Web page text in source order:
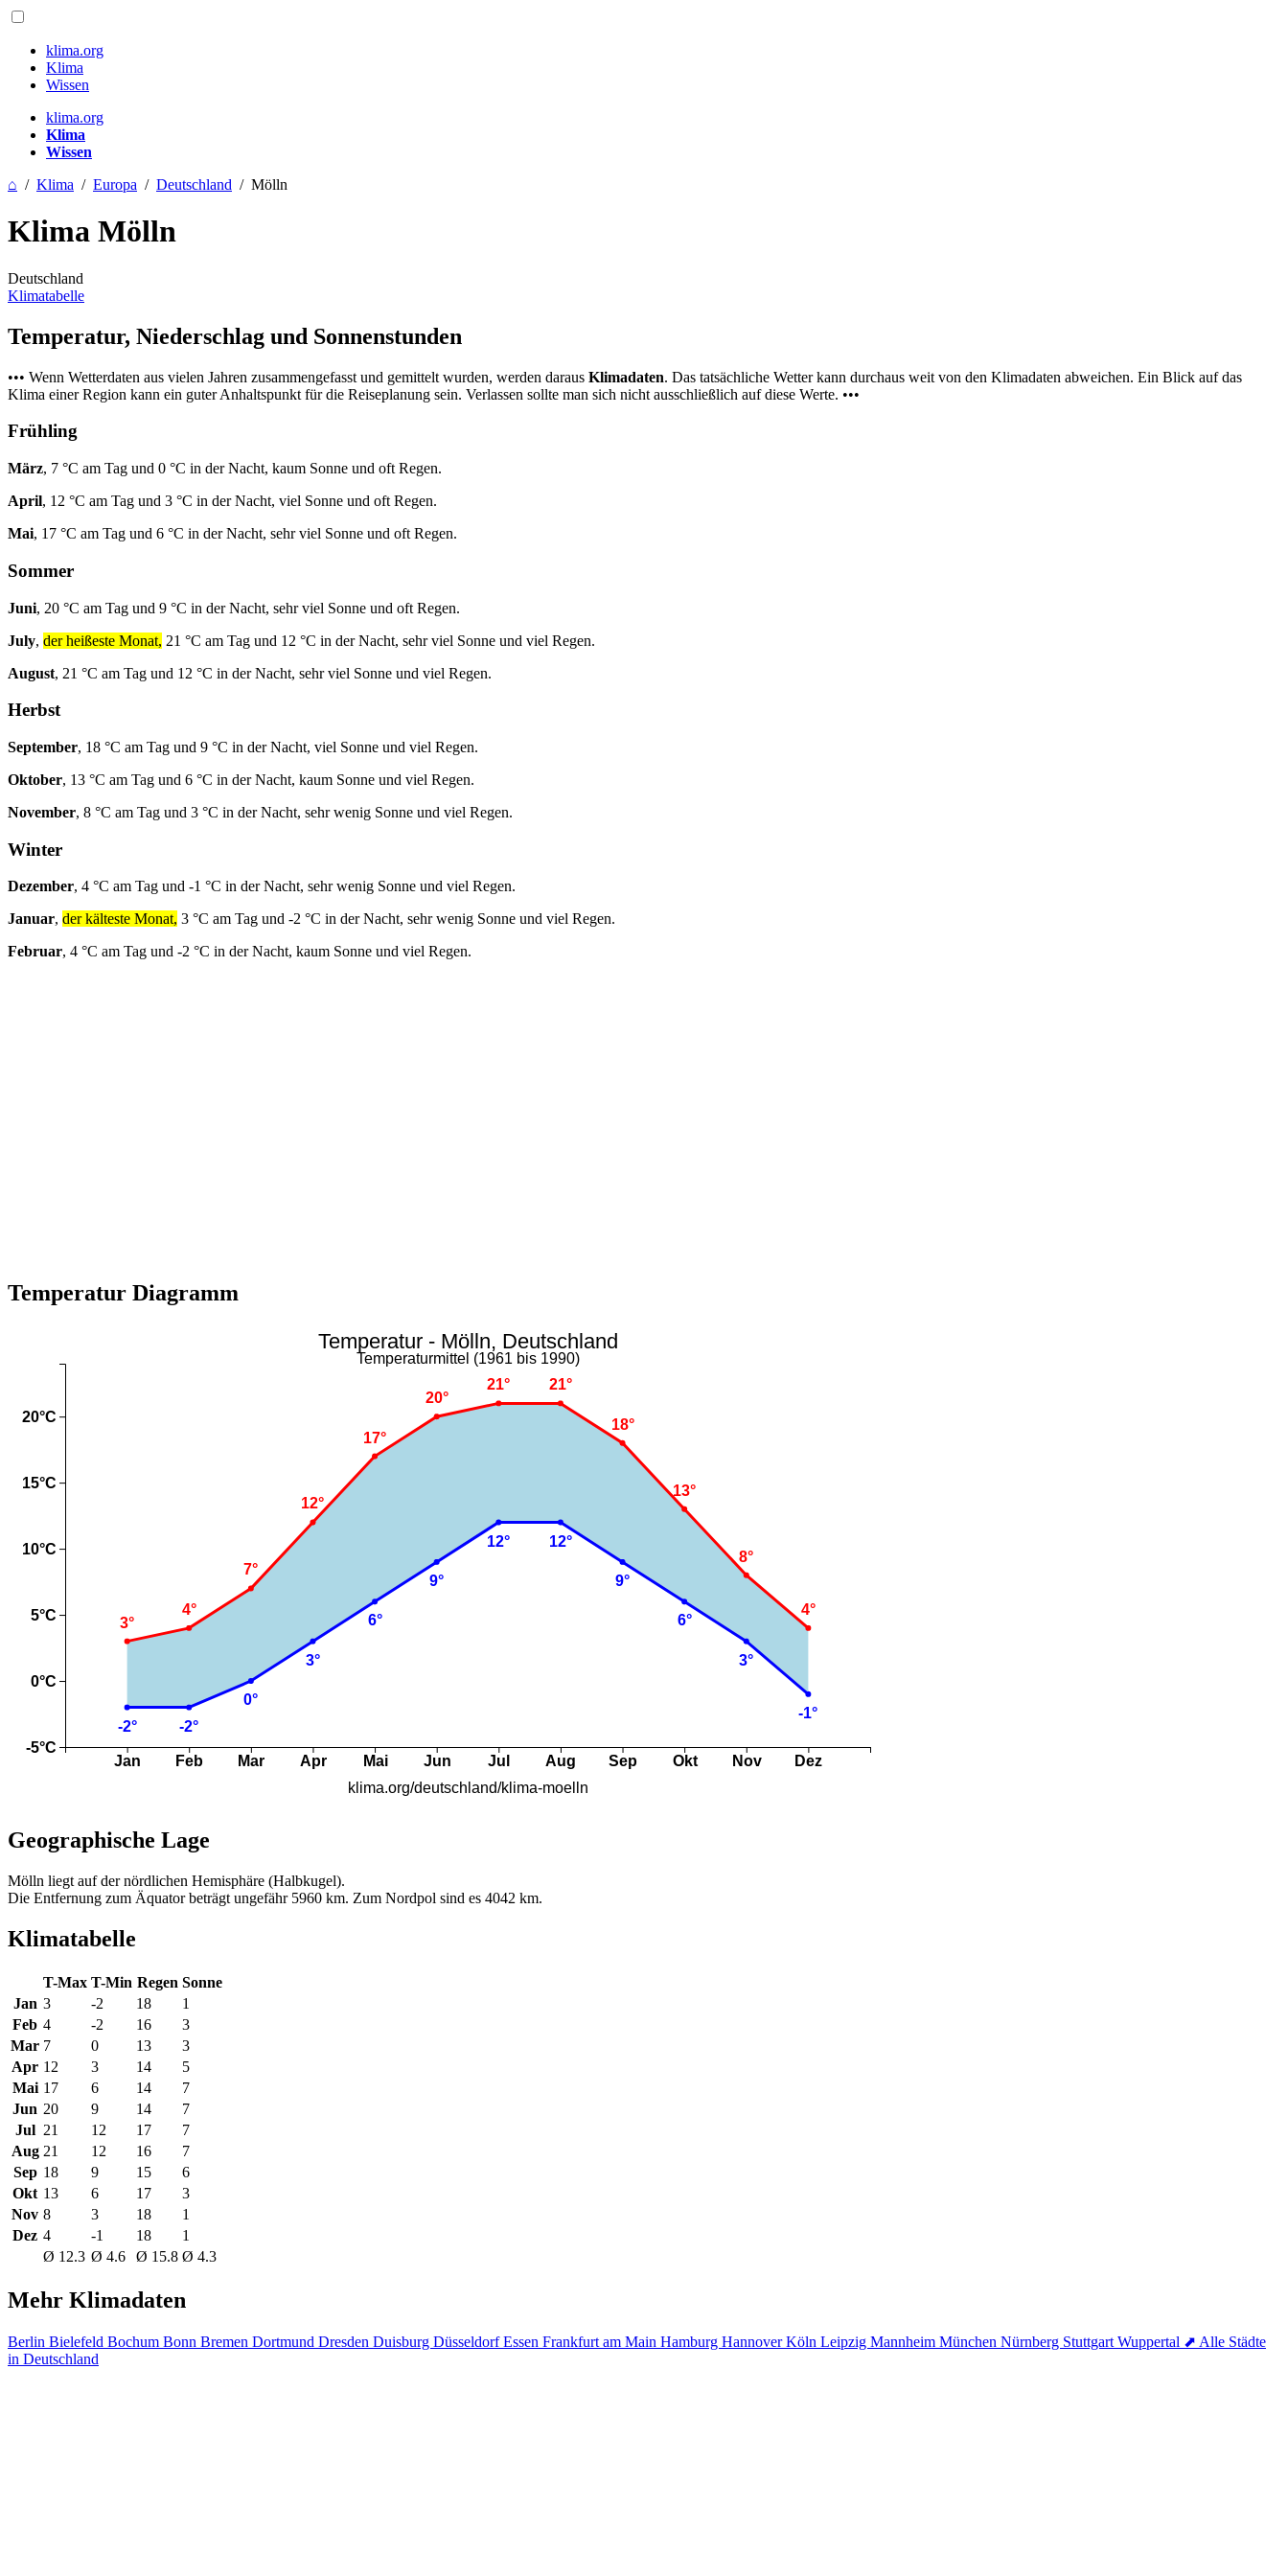
klima.org
Klima
Wissen
klima.org
Klima
Wissen
⌂ / Klima / Europa / Deutschland / Mölln
Klima Mölln
Deutschland
Klimatabelle
Temperatur, Niederschlag und Sonnenstunden
••• Wenn Wetterdaten aus vielen Jahren zusammengefasst und gemittelt wurden, werden daraus Klimadaten. Das tatsächliche Wetter kann durchaus weit von den Klimadaten abweichen. Ein Blick auf das
Klima einer Region kann ein guter Anhaltspunkt für die Reiseplanung sein. Verlassen sollte man sich nicht ausschließlich auf diese Werte. •••
Frühling
März, 7 °C am Tag und 0 °C in der Nacht, kaum Sonne und oft Regen.
April, 12 °C am Tag und 3 °C in der Nacht, viel Sonne und oft Regen.
Mai, 17 °C am Tag und 6 °C in der Nacht, sehr viel Sonne und oft Regen.
Sommer
Juni, 20 °C am Tag und 9 °C in der Nacht, sehr viel Sonne und oft Regen.
July, der heißeste Monat, 21 °C am Tag und 12 °C in der Nacht, sehr viel Sonne und viel Regen.
August, 21 °C am Tag und 12 °C in der Nacht, sehr viel Sonne und viel Regen.
Herbst
September, 18 °C am Tag und 9 °C in der Nacht, viel Sonne und viel Regen.
Oktober, 13 °C am Tag und 6 °C in der Nacht, kaum Sonne und viel Regen.
November, 8 °C am Tag und 3 °C in der Nacht, sehr wenig Sonne und viel Regen.
Winter
Dezember, 4 °C am Tag und -1 °C in der Nacht, sehr wenig Sonne und viel Regen.
Januar, der kälteste Monat, 3 °C am Tag und -2 °C in der Nacht, sehr wenig Sonne und viel Regen.
Februar, 4 °C am Tag und -2 °C in der Nacht, kaum Sonne und viel Regen.
Temperatur Diagramm
Geographische Lage
Mölln liegt auf der nördlichen Hemisphäre (Halbkugel).
Die Entfernung zum Äquator beträgt ungefähr 5960 km. Zum Nordpol sind es 4042 km.
Klimatabelle
T-Max T-Min Regen Sonne
Jan 3 -2 18
1
Feb 4 -2 16
3
Mar 7 0 13
3
Apr 12 3 14
5
Mai 17 6 14
7
Jun 20 9 14
7
Jul 21 12 17
7
Aug 21 12 16
7
Sep 18 9 15
6
Okt 13 6 17
3
Nov 8 3 18
1
Dez 4 -1 18
1
Ø 12.3 Ø 4.6 Ø 15.8 Ø 4.3
Mehr Klimadaten
Berlin Bielefeld Bochum Bonn Bremen Dortmund Dresden Duisburg DüsseldorfEssen Frankfurt am Main Hamburg HannoverKöln Leipzig Mannheim München Nürnberg Stuttgart Wuppertal ⬈ Alle Städte
in Deutschland